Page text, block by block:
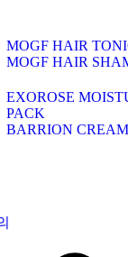
MOGF HAIR
MOGF HAIR
EXOROSE
PACK
BARRION CREAM